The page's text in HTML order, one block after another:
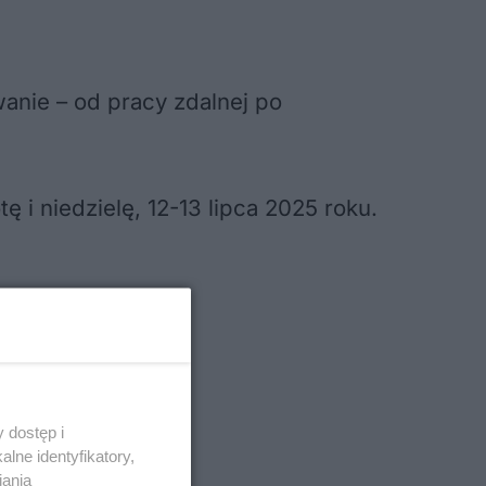
– od pracy zdalnej po
i niedzielę, 12-13 lipca 2025 roku.
dostęp i
identyfikatory,